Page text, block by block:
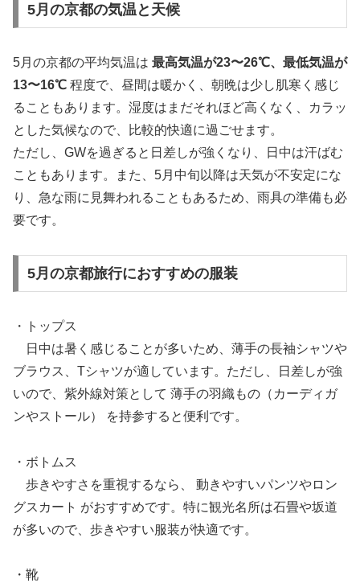
5月の京都の気温と天候
5月の京都の平均気温は 最高気温が23〜26℃、最低気温が
13〜16℃ 程度で、昼間は暖かく、朝晩は少し肌寒く感じ
ることもあります。湿度はまだそれほど高くなく、カラッ
とした気候なので、比較的快適に過ごせます。
ただし、GWを過ぎると日差しが強くなり、日中は汗ばむ
こともあります。また、5月中旬以降は天気が不安定にな
り、急な雨に見舞われることもあるため、雨具の準備も必
要です。
5月の京都旅行におすすめの服装
・トップス
日中は暑く感じることが多いため、薄手の長袖シャツや
ブラウス、Tシャツが適しています。ただし、日差しが強
いので、紫外線対策として 薄手の羽織もの（カーディガ
ンやストール） を持参すると便利です。
・ボトムス
歩きやすさを重視するなら、 動きやすいパンツやロン
グスカート がおすすめです。特に観光名所は石畳や坂道
が多いので、歩きやすい服装が快適です。
・靴